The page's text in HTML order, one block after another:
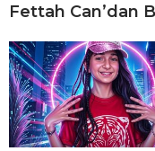
Fettah Can’dan